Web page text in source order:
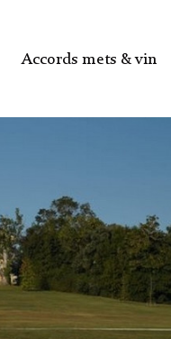
Accords mets & vin